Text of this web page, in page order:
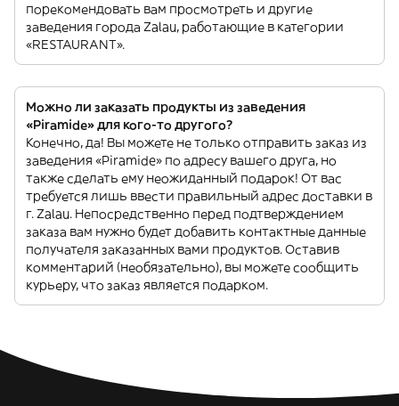
порекомендовать вам просмотреть и другие
заведения города Zalau, работающие в категории
«RESTAURANT».
Можно ли заказать продукты из заведения
«Piramide» для кого-то другого?
Конечно, да! Вы можете не только отправить заказ из
заведения «Piramide» по адресу вашего друга, но
также сделать ему неожиданный подарок! От вас
требуется лишь ввести правильный адрес доставки в
г. Zalau. Непосредственно перед подтверждением
заказа вам нужно будет добавить контактные данные
получателя заказанных вами продуктов. Оставив
комментарий (необязательно), вы можете сообщить
курьеру, что заказ является подарком.